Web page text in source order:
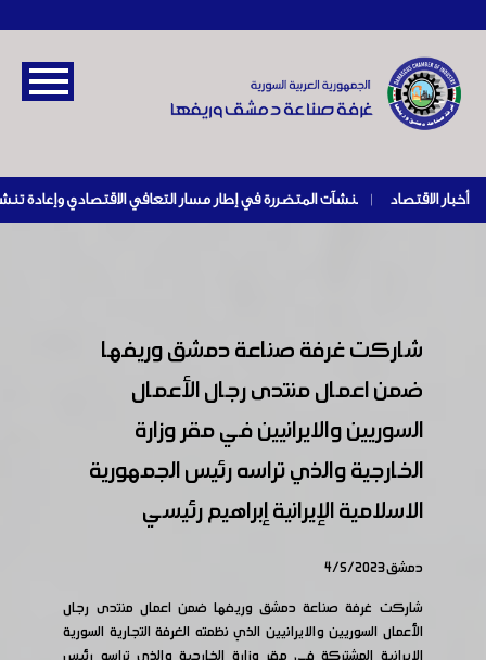
أخبار الاقتصاد |
شاركت غرفة صناعة دمشق وريفها
ضمن اعمال منتدى رجال الأعمال
السوريين والايرانيين في مقر وزارة
الخارجية والذي تراسه رئيس الجمهورية
الاسلامية الإيرانية إبراهيم رئيسي
دمشق 4/5/2023
شاركت غرفة صناعة دمشق وريفها ضمن اعمال منتدى رجال
الأعمال السوريين والايرانيين الذي نظمته الغرفة التجارية السورية